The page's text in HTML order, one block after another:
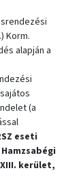
Korm.
alapján a
(a
eseti
kerület,